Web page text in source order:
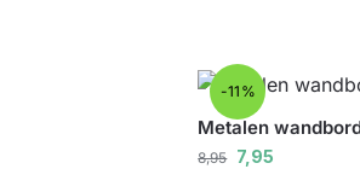
-11%
Metalen
8,95 7,95